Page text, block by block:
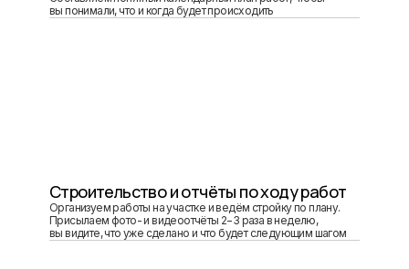
вы понимали, что и когда будет происходить
Строительство и отчёты по ходу работ
Организуем работы на участке и ведём стройку по плану.
Присылаем фото- и видеоотчёты 2−3 раза в неделю,
вы видите, что уже сделано и что будет следующим шагом